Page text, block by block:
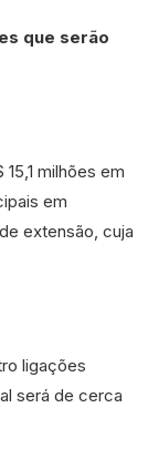
que serão
milhões em
em
extensão, cuja
ligações
será de cerca